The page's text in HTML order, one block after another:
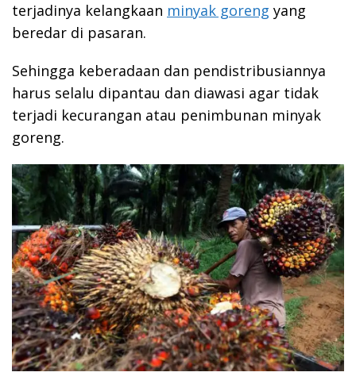
terjadinya kelangkaan minyak goreng yang
beredar di pasaran.
Sehingga keberadaan dan pendistribusiannya
harus selalu dipantau dan diawasi agar tidak
terjadi kecurangan atau penimbunan minyak
goreng.